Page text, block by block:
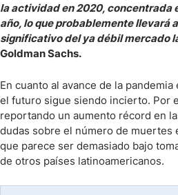
la actividad en 2020, concentrada
año, lo que probablemente llevará
significativo del ya débil mercado
Goldman Sachs.
En cuanto al avance de la
el futuro sigue siendo incierto. Por
reportando un aumento récord en
dudas sobre el número de muertes
que parece ser demasiado bajo
de otros países latinoamericanos.